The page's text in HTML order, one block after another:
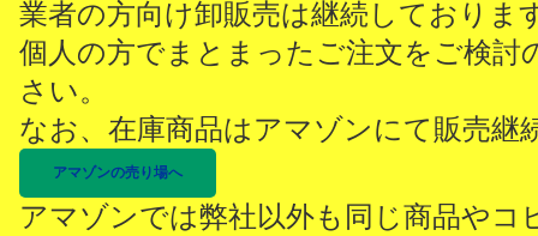
業者の方向け卸販売は継続しておりま
個人の方でまとまったご注文をご検討
さい。
なお、在庫商品はアマゾンにて販売継
アマゾンの売り場へ
アマゾンでは弊社以外も同じ商品やコ